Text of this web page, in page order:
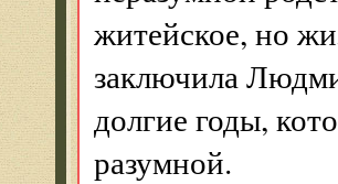
житейское, но
заключила
долгие годы,
разумной.